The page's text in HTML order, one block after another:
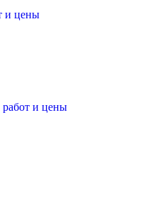
и цены
и цены